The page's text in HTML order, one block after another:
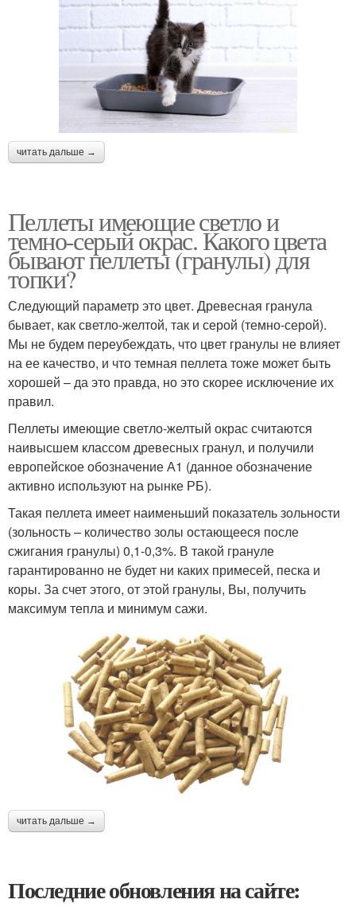
читать дальше →
Пеллеты имеющие светло и
темно-серый окрас. Какого цвета
бывают пеллеты (гранулы) для
топки?
Следующий параметр это цвет. Древесная гранула
бывает, как светло-желтой, так и серой (темно-серой).
Мы не будем переубеждать, что цвет гранулы не влияет
на ее качество, и что темная пеллета тоже может быть
хорошей – да это правда, но это скорее исключение их
правил.
Пеллеты имеющие светло-желтый окрас считаются
наивысшем классом древесных гранул, и получили
европейское обозначение А1 (данное обозначение
активно используют на рынке РБ).
Такая пеллета имеет наименьший показатель зольности
(зольность – количество золы остающееся после
сжигания гранулы) 0,1-0,3%. В такой грануле
гарантированно не будет ни каких примесей, песка и
коры. За счет этого, от этой гранулы, Вы, получить
максимум тепла и минимум сажи.
читать дальше →
Последние обновления на сайте: